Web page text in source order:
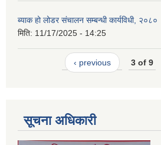
ब्याक हो लोडर संचालन सम्बन्धी कार्यविधी, २०८०
मिति: 11/17/2025 - 14:25
‹ previous 3 of 9
सूचना अधिकारी